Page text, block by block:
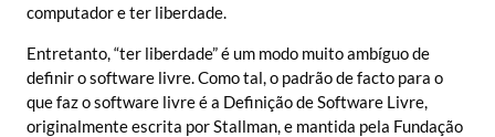
computador e ter liberdade.
Entretanto, “ter liberdade” é um modo muito ambíguo de
definir o software livre. Como tal, o padrão de facto para o
que faz o software livre é a Definição de Software Livre,
originalmente escrita por Stallman, e mantida pela Fundação